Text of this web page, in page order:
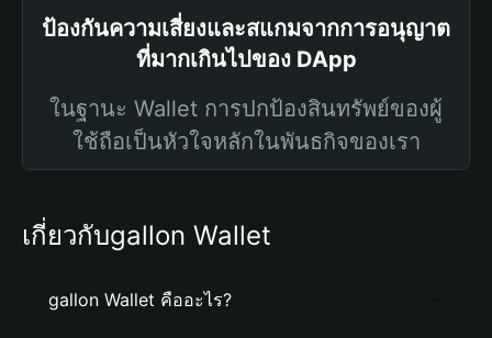
ป้องกันความเสี่ยงและสแกมจากการอนุญาต
ที่มากเกินไปของ DApp
ในฐานะ Wallet การปกป้องสินทรัพย์ของผู้
ใช้ถือเป็นหัวใจหลักในพันธกิจของเรา
เกี่ยวกับgallon Wallet
gallon Wallet คืออะไร?